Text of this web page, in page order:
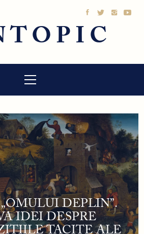
principal
DEPLIN”.
IDEI DESPRE
TACITE ALE